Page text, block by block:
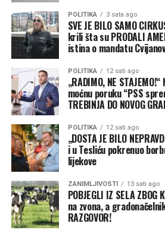
POLITIKA 3 sata ago
SVE JE BILO SAMO
krili šta su PRODALI
istina o mandatu
POLITIKA 12 sati ago
„RADIMO, NE
moćnu poruku “PSS
TREBINJA DO NOVOG
POLITIKA 12 sati ago
„DOSTA JE BILO
i u Tesliću pokrenuo
lijekove
ZANIMLJIVOSTI 13 sati ago
POBJEGLI IZ SELA
na zvona, a gradonačelnik
RAZGOVOR!